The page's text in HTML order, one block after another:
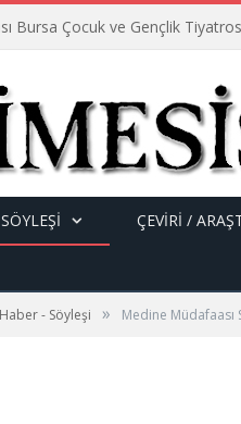
Bursa Çocuk ve Gençlik
ÇEVİRİ /
Haber - Söyleşi » Medine Müdafaası